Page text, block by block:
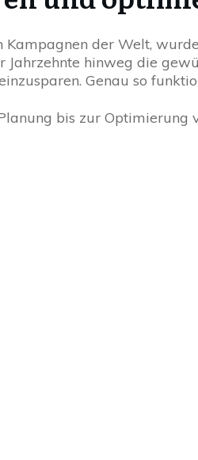
Kampagnen der Welt,
hinweg die
Genau so
bis zur Optimierung